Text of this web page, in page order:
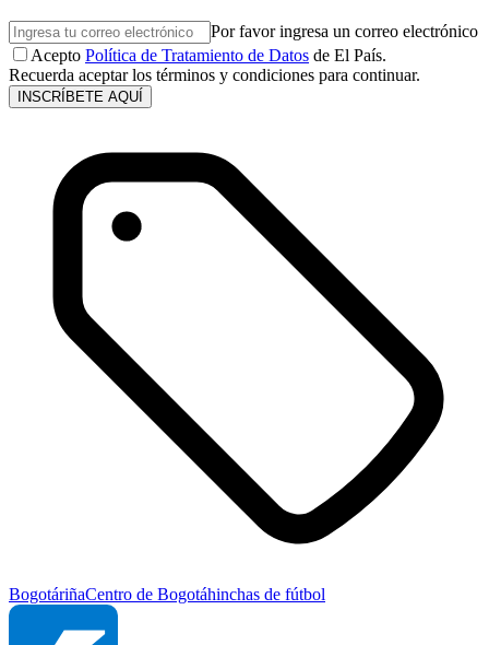
Por favor ingresa un correo electrónico
Acepto Política de Tratamiento de Datos de El País.
Recuerda aceptar los términos y condiciones para continuar.
INSCRÍBETE AQUÍ
BogotáriñaCentro de Bogotáhinchas de fútbol